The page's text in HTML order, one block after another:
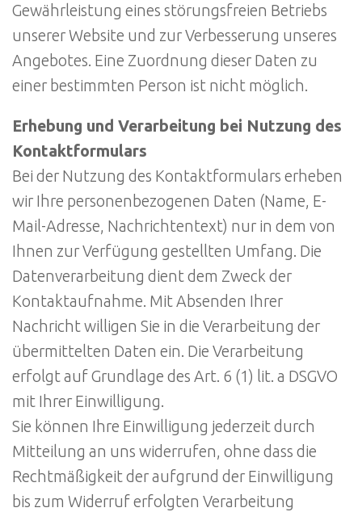
Gewährleistung eines störungsfreien Betriebs
unserer Website und zur Verbesserung unseres
Angebotes. Eine Zuordnung dieser Daten zu
einer bestimmten Person ist nicht möglich.
Erhebung und Verarbeitung bei Nutzung des
Kontaktformulars
Bei der Nutzung des Kontaktformulars erheben
wir Ihre personenbezogenen Daten (Name, E-
Mail-Adresse, Nachrichtentext) nur in dem von
Ihnen zur Verfügung gestellten Umfang. Die
Datenverarbeitung dient dem Zweck der
Kontaktaufnahme. Mit Absenden Ihrer
Nachricht willigen Sie in die Verarbeitung der
übermittelten Daten ein. Die Verarbeitung
erfolgt auf Grundlage des Art. 6 (1) lit. a DSGVO
mit Ihrer Einwilligung.
Sie können Ihre Einwilligung jederzeit durch
Mitteilung an uns widerrufen, ohne dass die
Rechtmäßigkeit der aufgrund der Einwilligung
bis zum Widerruf erfolgten Verarbeitung